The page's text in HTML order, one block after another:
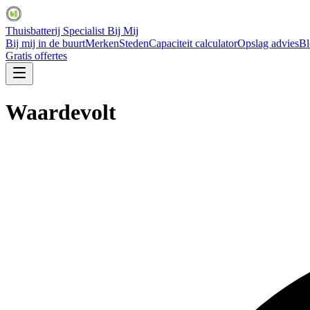
Thuisbatterij Specialist Bij Mij
Bij mij in de buurtMerkenStedenCapaciteit calculatorOpslag advies
Gratis offertes
Waardevolt